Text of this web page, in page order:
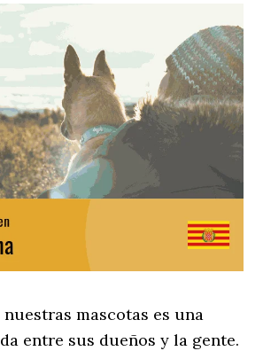
mascotas es una
entre sus dueños y la gente.